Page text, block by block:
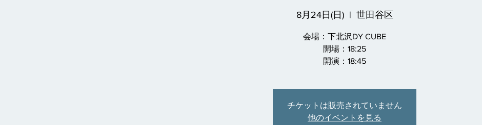
8月24日(日)
  |
世田谷区
会場：下北沢DY CUBE
開場：18:25
開演：18:45
チケットは販売されていません
他のイベントを見る